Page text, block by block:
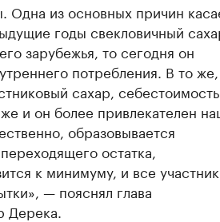
Одна из основных причин
годы свекловичный
зарубежья, то сегодня он
потребления. В то же,
сахар, себестоимость
и он более привлекателен
образовывается
остатка,
к минимуму, и все
— пояснял глава
Дерека.